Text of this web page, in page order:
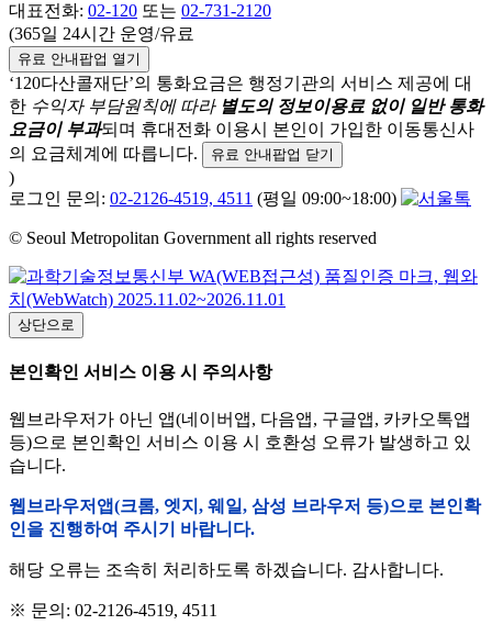
대표전화: 02-120 또는 02-731-2120
(365일 24시간 운영/유료
유료 안내팝업 열기
‘120다산콜재단’의 통화요금은 행정기관의 서비스 제공에 대
한 수익자 부담원칙에 따라 별도의 정보이용료 없이 일반 통화
요금이 부과되며 휴대전화 이용시 본인이 가입한 이동통신사
의 요금체계에 따릅니다.
유료 안내팝업 닫기
)
로그인 문의: 02-2126-4519, 4511 (평일 09:00~18:00)
© Seoul Metropolitan Government all rights reserved
상단으로
본인확인 서비스 이용 시 주의사항
웹브라우저가 아닌 앱(네이버앱, 다음앱, 구글앱, 카카오톡앱
등)으로 본인확인 서비스 이용 시 호환성 오류가 발생하고 있
습니다.
웹브라우저앱(크롬, 엣지, 웨일, 삼성 브라우저 등)으로 본인확
인을 진행하여 주시기 바랍니다.
해당 오류는 조속히 처리하도록 하겠습니다. 감사합니다.
※ 문의: 02-2126-4519, 4511